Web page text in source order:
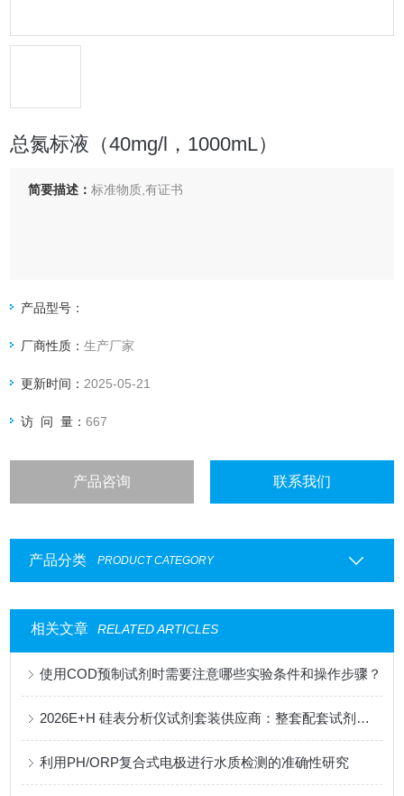
总氮标液（40mg/l，1000mL）
简要描述：标准物质,有证书
产品型号：
厂商性质：生产厂家
更新时间： 2025-05-21
访 问 量：667
产品咨询 联系我们
产品分类 PRODUCT CATEGORY
相关文章 RELATED ARTICLES
使用COD预制试剂时需要注意哪些实验条件和操作步骤？
2026E+H 硅表分析仪试剂套装供应商：整套配套试剂，适配电厂在线监测场景
利用PH/ORP复合式电极进行水质检测的准确性研究